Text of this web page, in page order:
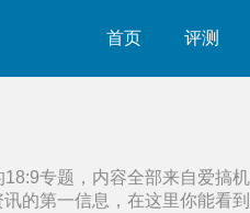
首页 评测
18:9专题，内容全部来自爱搞
讯的第一信息，在这里你能看到